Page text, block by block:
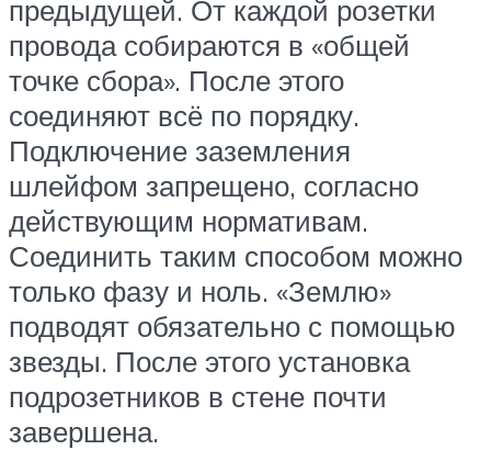
предыдущей. От каждой розетки
провода собираются в «общей
точке сбора». После этого
соединяют всё по порядку.
Подключение заземления
шлейфом запрещено, согласно
действующим нормативам.
Соединить таким способом можно
только фазу и ноль. «Землю»
подводят обязательно с помощью
звезды. После этого установка
подрозетников в стене почти
завершена.